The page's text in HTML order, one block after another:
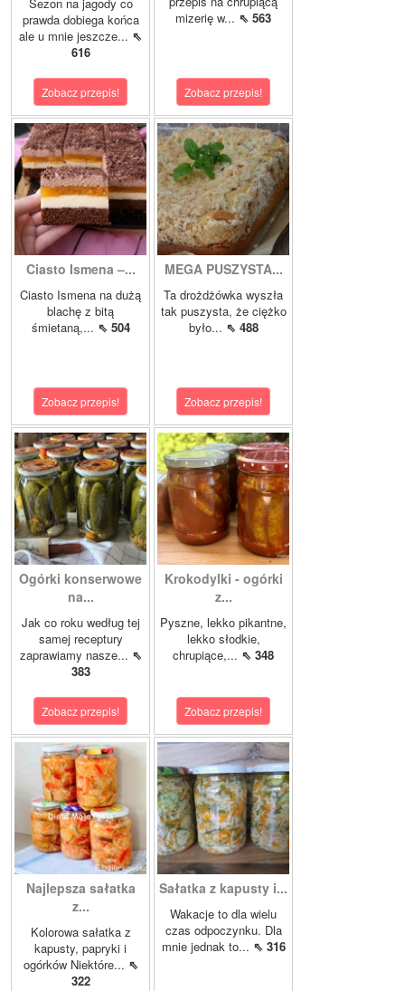
Sezon na jagody co
prawda dobiega końca
ale u mnie jeszcze... ⇖
616
Zobacz przepis!
mizerię w... ⇖ 563
Zobacz przepis!
Ciasto Ismena –...
Ciasto Ismena na dużą
blachę z bitą
śmietaną,... ⇖ 504
Zobacz przepis!
MEGA PUSZYSTA...
Ta drożdżówka wyszła
tak puszysta, że ciężko
było... ⇖ 488
Zobacz przepis!
Ogórki konserwowe
na...
Jak co roku według tej
samej receptury
zaprawiamy nasze... ⇖
383
Zobacz przepis!
Krokodylki - ogórki
z...
Pyszne, lekko pikantne,
lekko słodkie,
chrupiące,... ⇖ 348
Zobacz przepis!
Najlepsza sałatka
z...
Kolorowa sałatka z
kapusty, papryki i
ogórków Niektóre... ⇖
322
Sałatka z kapusty i...
Wakacje to dla wielu
czas odpoczynku. Dla
mnie jednak to... ⇖ 316